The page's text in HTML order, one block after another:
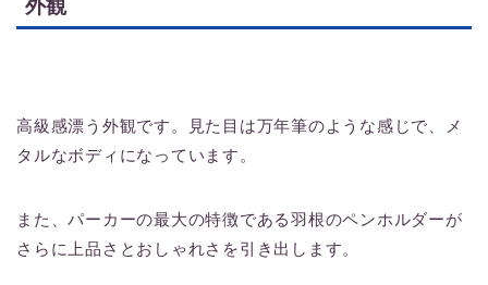
外観
高級感漂う外観です。見た目は万年筆のような感じで、メ
タルなボディになっています。
また、パーカーの最大の特徴である羽根のペンホルダーが
さらに上品さとおしゃれさを引き出します。